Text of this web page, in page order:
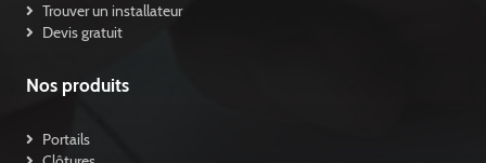
Trouver un installateur
Devis gratuit
Nos produits
Portails